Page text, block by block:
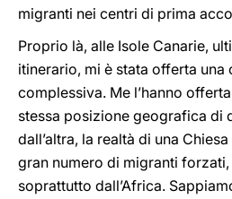
migranti nei centri di prima
Proprio là, alle Isole Canarie,
itinerario, mi è stata offerta una
complessiva. Me l’hanno
stessa posizione geografica di
dall’altra, la realtà di una
gran numero di migranti
soprattutto dall’Africa.